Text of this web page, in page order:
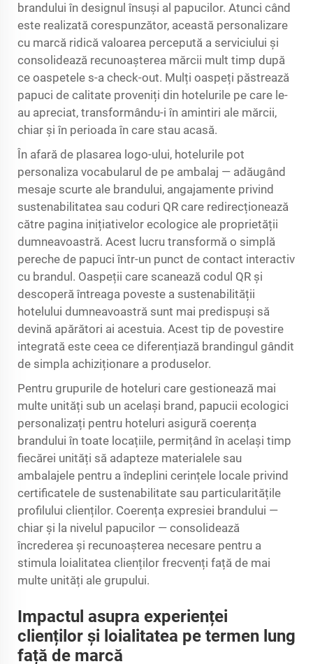
brandului în designul însuși al papucilor. Atunci când
este realizată corespunzător, această personalizare
cu marcă ridică valoarea percepută a serviciului și
consolidează recunoașterea mărcii mult timp după
ce oaspetele s-a check-out. Mulți oaspeți păstrează
papuci de calitate proveniți din hotelurile pe care le-
au apreciat, transformându-i în amintiri ale mărcii,
chiar și în perioada în care stau acasă.
În afară de plasarea logo-ului, hotelurile pot
personaliza vocabularul de pe ambalaj — adăugând
mesaje scurte ale brandului, angajamente privind
sustenabilitatea sau coduri QR care redirecționează
către pagina inițiativelor ecologice ale proprietății
dumneavoastră. Acest lucru transformă o simplă
pereche de papuci într-un punct de contact interactiv
cu brandul. Oaspeții care scanează codul QR și
descoperă întreaga poveste a sustenabilității
hotelului dumneavoastră sunt mai predispuși să
devină apărători ai acestuia. Acest tip de povestire
integrată este ceea ce diferențiază brandingul gândit
de simpla achiziționare a produselor.
Pentru grupurile de hoteluri care gestionează mai
multe unități sub un același brand, papucii ecologici
personalizați pentru hoteluri asigură coerența
brandului în toate locațiile, permițând în același timp
fiecărei unități să adapteze materialele sau
ambalajele pentru a îndeplini cerințele locale privind
certificatele de sustenabilitate sau particularitățile
profilului clienților. Coerența expresiei brandului —
chiar și la nivelul papucilor — consolidează
încrederea și recunoașterea necesare pentru a
stimula loialitatea clienților frecvenți față de mai
multe unități ale grupului.
Impactul asupra experienței
clienților și loialitatea pe termen lung
față de marcă